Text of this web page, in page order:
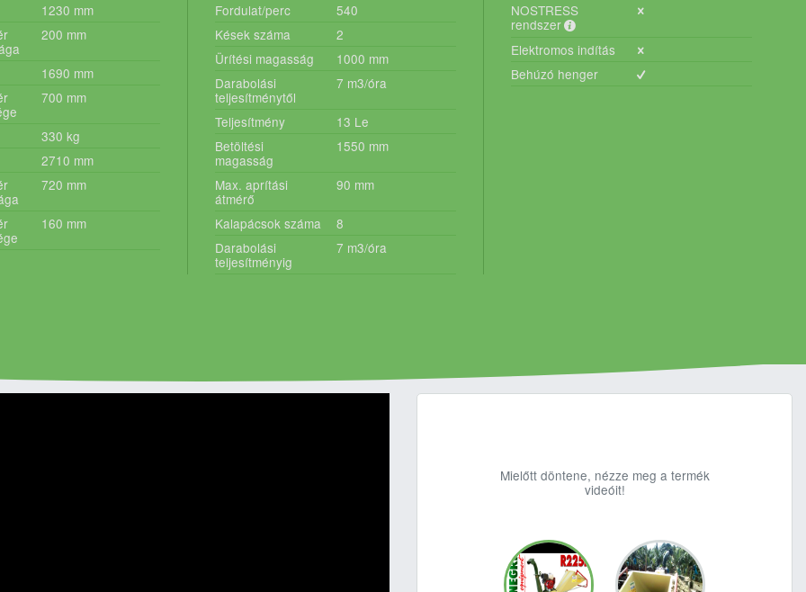
1230 mm
200 mm
1690 mm
700 mm
330 kg
2710 mm
720 mm
160 mm
Fordulat/perc
540
Kések száma
2
Ürítési magasság
1000 mm
Darabolási
teljesítménytől
7 m3/óra
Teljesítmény 13 Le
Betöltési
magasság
1550 mm
Max. aprítási
átmérő
90 mm
Kalapácsok száma
8
Darabolási
teljesítményig
7 m3/óra
NOSTRESS
rendszer
Elektromos indítás
Behúzó henger
Mielőtt döntene, nézze meg a termék
videóit!